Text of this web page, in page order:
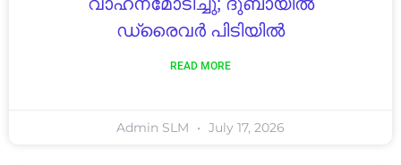
വാഹനമോടിച്ചു; ദുബായിൽ
ഡ്രൈവർ പിടിയിൽ
READ MORE
Admin SLM July 17, 2026